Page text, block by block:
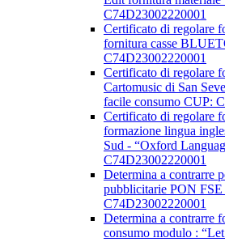
C74D23002220001
Certificato di regolare
fornitura casse
C74D23002220001
Certificato di regolare
Cartomusic di San
facile consumo CUP:
Certificato di regolare
formazione lingua
Sud - “Oxford
C74D23002220001
Determina a contrarre
pubblicitarie PON
C74D23002220001
Determina a contrarre
consumo modulo :